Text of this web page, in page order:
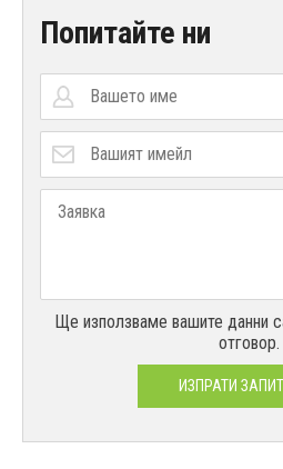
Попитайте ни
Ще използваме вашите данни
отговор.
ИЗПРАТИ